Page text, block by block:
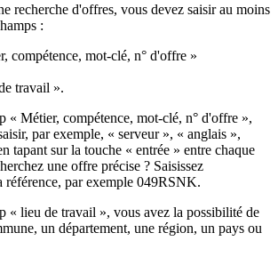
recherche d'offres, vous devez saisir au moins
:
compétence, mot-clé, n° d'offre »
travail ».
« Métier, compétence, mot-clé, n° d'offre »,
par exemple, « serveur », « anglais »,
tapant sur la touche « entrée » entre chaque
une offre précise ? Saisissez
référence, par exemple 049RSNK.
« lieu de travail », vous avez la possibilité de
un département, une région, un pays ou